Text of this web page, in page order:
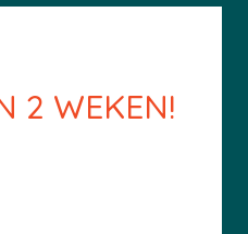
2 WEKEN!